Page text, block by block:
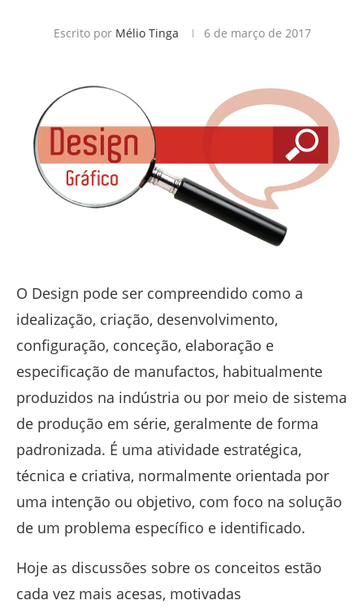
Escrito por Mélio Tinga 6 de março de 2017
O Design pode ser compreendido como a
idealização, criação, desenvolvimento,
configuração, conceção, elaboração e
especificação de manufactos, habitualmente
produzidos na indústria ou por meio de sistema
de produção em série, geralmente de forma
padronizada. É uma atividade estratégica,
técnica e criativa, normalmente orientada por
uma intenção ou objetivo, com foco na solução
de um problema específico e identificado.
Hoje as discussões sobre os conceitos estão
cada vez mais acesas, motivadas